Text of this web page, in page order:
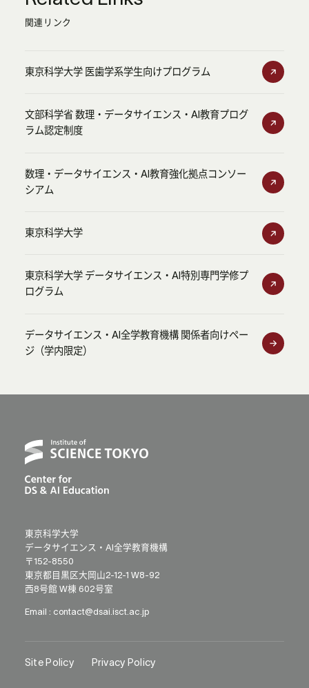
関連リンク
東京科学大学 医歯学系学生向けプログラム
文部科学省 数理・データサイエンス・AI教育プログ
ラム認定制度
数理・データサイエンス・AI教育強化拠点コンソー
シアム
東京科学大学
東京科学大学 データサイエンス・AI特別専門学修プ
ログラム
データサイエンス・AI全学教育機構 関係者向けペー
ジ（学内限定）
東京科学大学
データサイエンス・AI全学教育機構
〒152-8550
東京都目黒区大岡山2-12-1 W8-92
西8号館 W棟 602号室
Email : contact@dsai.isct.ac.jp
Site Policy Privacy Policy